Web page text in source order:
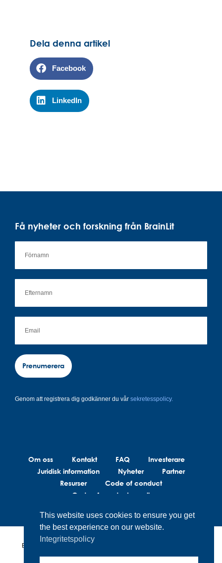
Dela denna artikel
Facebook
LinkedIn
Få nyheter och forskning från BrainLit
Prenumerera
Genom att registrera dig godkänner du vår sekretesspolicy.
Om oss Kontakt FAQ
Investerare
Juridisk information
Nyheter
Partner
Resurser
Code of conduct
Code of conduct suppliers
BrainLit®s produkter och tjänster är inte avsedda att diagnostisera,
This website uses cookies to ensure you get
the best experience on our website.
Integritetspolicy